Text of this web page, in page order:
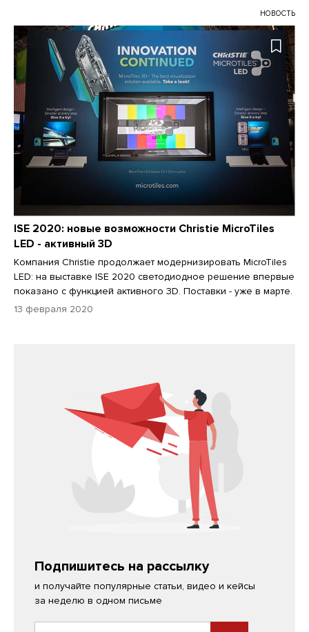
НОВОСТЬ
ISE 2020: новые возможности Christie MicroTiles
LED - активный 3D
Компания Christie продолжает модернизировать MicroTiles
LED: на выставке ISE 2020 светодиодное решение впервые
показано с функцией активного 3D. Поставки - уже в марте.
13 февраля 2020
Подпишитесь на рассылку
и получайте популярные статьи, видео и кейсы
за неделю в одном письме